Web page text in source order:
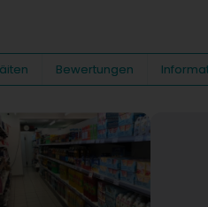
Bewertungen